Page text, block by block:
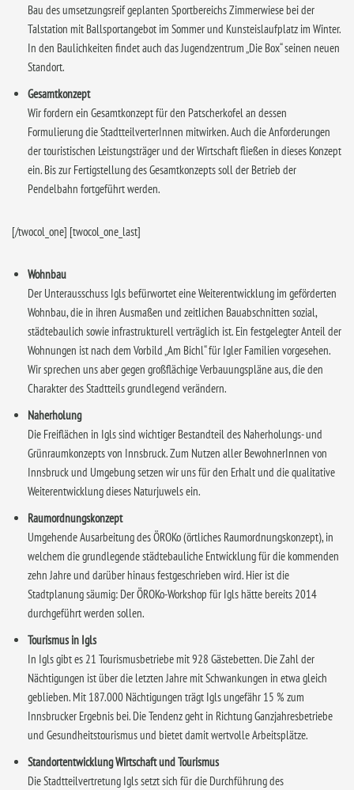
Bau des umsetzungsreif geplanten Sportbereichs Zimmerwiese bei der
Talstation mit Ballsportangebot im Sommer und Kunsteislaufplatz im Winter.
In den Baulichkeiten findet auch das Jugendzentrum „Die Box“ seinen neuen
Standort.
Gesamtkonzept
Wir fordern ein Gesamtkonzept für den Patscherkofel an dessen
Formulierung die StadtteilverterInnen mitwirken. Auch die Anforderungen
der touristischen Leistungsträger und der Wirtschaft fließen in dieses Konzept
ein. Bis zur Fertigstellung des Gesamtkonzepts soll der Betrieb der
Pendelbahn fortgeführt werden.
[/twocol_one] [twocol_one_last]
Wohnbau
Der Unterausschuss Igls befürwortet eine Weiterentwicklung im geförderten
Wohnbau, die in ihren Ausmaßen und zeitlichen Bauabschnitten sozial,
städtebaulich sowie infrastrukturell verträglich ist. Ein festgelegter Anteil der
Wohnungen ist nach dem Vorbild „Am Bichl“ für Igler Familien vorgesehen.
Wir sprechen uns aber gegen großflächige Verbauungspläne aus, die den
Charakter des Stadtteils grundlegend verändern.
Naherholung
Die Freiflächen in Igls sind wichtiger Bestandteil des Naherholungs- und
Grünraumkonzepts von Innsbruck. Zum Nutzen aller BewohnerInnen von
Innsbruck und Umgebung setzen wir uns für den Erhalt und die qualitative
Weiterentwicklung dieses Naturjuwels ein.
Raumordnungskonzept
Umgehende Ausarbeitung des ÖROKo (örtliches Raumordnungskonzept), in
welchem die grundlegende städtebauliche Entwicklung für die kommenden
zehn Jahre und darüber hinaus festgeschrieben wird. Hier ist die
Stadtplanung säumig: Der ÖROKo-Workshop für Igls hätte bereits 2014
durchgeführt werden sollen.
Tourismus in Igls
In Igls gibt es 21 Tourismusbetriebe mit 928 Gästebetten. Die Zahl der
Nächtigungen ist über die letzten Jahre mit Schwankungen in etwa gleich
geblieben. Mit 187.000 Nächtigungen trägt Igls ungefähr 15 % zum
Innsbrucker Ergebnis bei. Die Tendenz geht in Richtung Ganzjahresbetriebe
und Gesundheitstourismus und bietet damit wertvolle Arbeitsplätze.
Standortentwicklung Wirtschaft und Tourismus
Die Stadtteilvertretung Igls setzt sich für die Durchführung des